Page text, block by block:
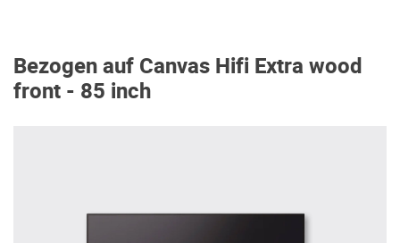
Bezogen auf Canvas Hifi Extra wood
front - 85 inch